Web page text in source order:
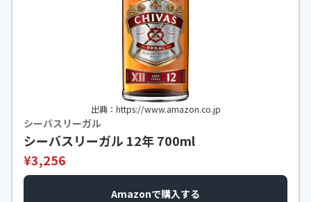
出典：https://www.amazon.co.jp
シーバスリーガル
シーバスリーガル 12年 700ml
¥3,256
Amazonで購入する